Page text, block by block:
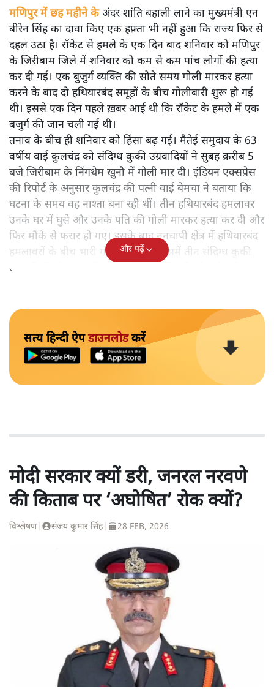
मणिपुर में छह महीने केअंदर शांति बहाली लाने का मुख्यमंत्री एन
बीरेन सिंह का दावा किए एक हफ़्ता भी नहीं हुआ कि राज्य फिर से
दहल उठा है। रॉकेट से हमले के एक दिन बाद शनिवार को मणिपुर
के जिरीबाम जिले में शनिवार को कम से कम पांच लोगों की हत्या
कर दी गई। एक बुजुर्ग व्यक्ति की सोते समय गोली मारकर हत्या
करने के बाद दो हथियारबंद समूहों के बीच गोलीबारी शुरू हो गई
थी। इससे एक दिन पहले ख़बर आई थी कि रॉकेट के हमले में एक
बजुर्ग की जान चली गई थी।
तनाव के बीच ही शनिवार को हिंसा बढ़ गई। मैतेई समुदाय के 63
वर्षीय वाई कुलचंद्र को संदिग्ध कुकी उग्रवादियों ने सुबह क़रीब 5
बजे जिरीबाम के निंगथेम खुनौ में गोली मार दी। इंडियन एक्सप्रेस
की रिपोर्ट के अनुसार कुलचंद्र की पत्नी वाई बेमचा ने बताया कि
घटना के समय वह नाश्ता बना रही थीं। तीन हथियारबंद हमलावर
उनके घर में घुसे और उनके पति की गोली मारकर हत्या कर दी और
फिर मौके से फरार हो गए। इसके बाद नुनचापी क्षेत्र में हथियारबंद
हमलावरों के बीच भारी गोलीबारी हुई, जिसमें तीन संदिग्ध कुकी
उग्रवादियों और एक हथियारबंद मैतेई व्यक्ति की मौत हो गई।
और पढ़ें
सत्य हिन्दी ऐपडाउनलोडकरें
मोदी सरकार क्यों डरी, जनरल नरवणे
की किताब पर ‘अघोषित’ रोक क्यों?
विश्लेषण| संजय कुमार सिंह| 28 FEB, 2026